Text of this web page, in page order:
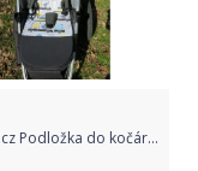
Ma-tata.cz Podložka do kočárku Značka kočárku: Thule Urban Glide 2